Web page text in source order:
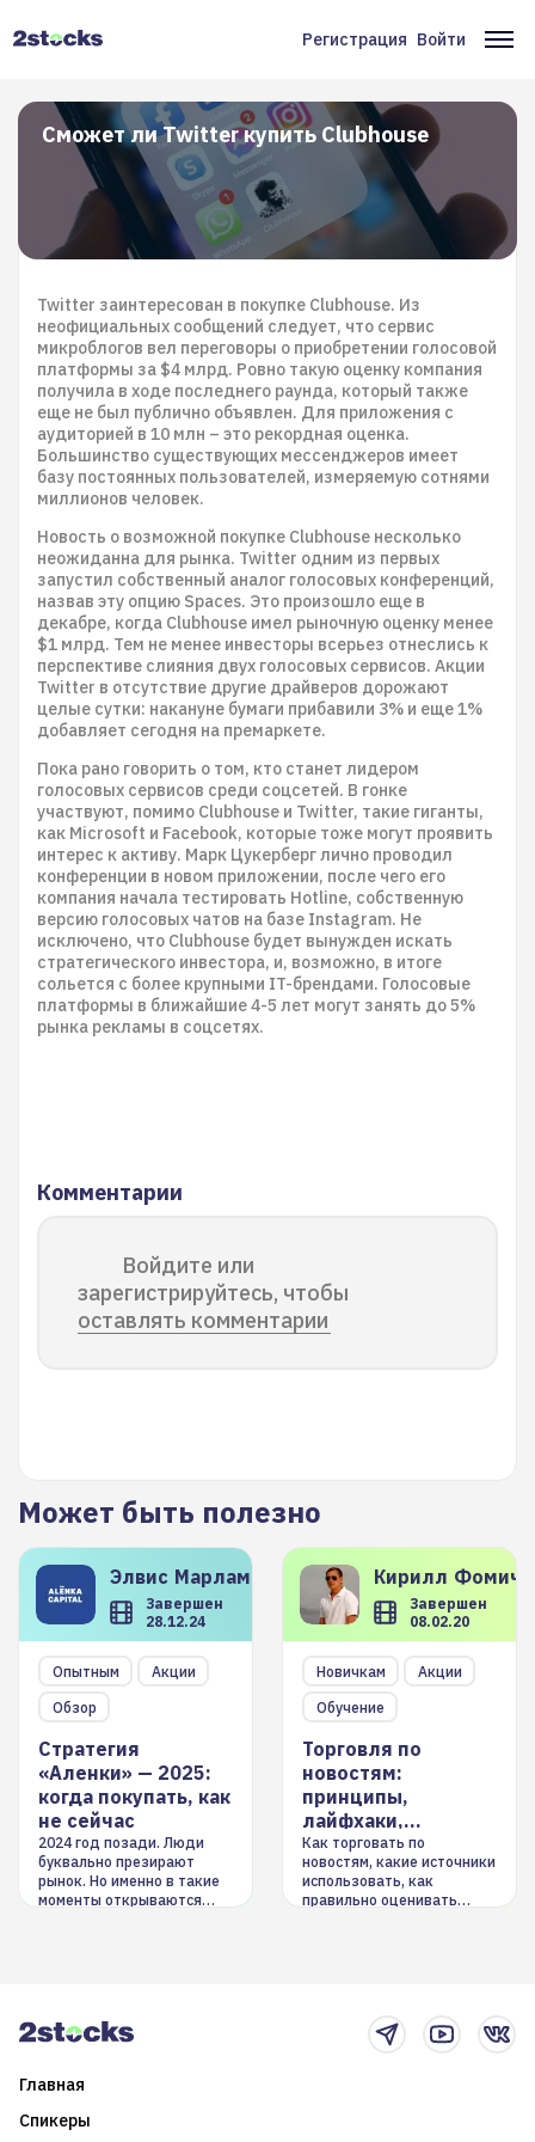
Меню
учётной
записи
пользователя
Регистрация Войти
Сможет ли Twitter купить Clubhouse
Twitter заинтересован в покупке Clubhouse. Из
неофициальных сообщений следует, что сервис
микроблогов вел переговоры о приобретении голосовой
платформы за $4 млрд. Ровно такую оценку компания
получила в ходе последнего раунда, который также
еще не был публично объявлен. Для приложения с
аудиторией в 10 млн – это рекордная оценка.
Большинство существующих мессенджеров имеет
базу постоянных пользователей, измеряемую сотнями
миллионов человек.
Новость о возможной покупке Clubhouse несколько
неожиданна для рынка. Twitter одним из первых
запустил собственный аналог голосовых конференций,
назвав эту опцию Spaces. Это произошло еще в
декабре, когда Clubhouse имел рыночную оценку менее
$1 млрд. Тем не менее инвесторы всерьез отнеслись к
перспективе слияния двух голосовых сервисов. Акции
Twitter в отсутствие другие драйверов дорожают
целые сутки: накануне бумаги прибавили 3% и еще 1%
добавляет сегодня на премаркете.
Пока рано говорить о том, кто станет лидером
голосовых сервисов среди соцсетей. В гонке
участвуют, помимо Clubhouse и Twitter, такие гиганты,
как Microsoft и Facebook, которые тоже могут проявить
интерес к активу. Марк Цукерберг лично проводил
конференции в новом приложении, после чего его
компания начала тестировать Hotline, собственную
версию голосовых чатов на базе Instagram. Не
исключено, что Clubhouse будет вынужден искать
стратегического инвестора, и, возможно, в итоге
сольется с более крупными IT-брендами. Голосовые
платформы в ближайшие 4-5 лет могут занять до 5%
рынка рекламы в соцсетях.
Комментарии
Войдите или
зарегистрируйтесь, чтобы
оставлять комментарии
Может быть полезно
Элвис Марламов
Завершен
28.12.24
Опытным
Акции
Обзор
Стратегия
«Аленки» — 2025:
когда покупать, как
не сейчас
2024 год позади. Люди
буквально презирают
рынок. Но именно в такие
моменты открываются
Кирилл
Завершен
08.02.20
Новичкам
Акции
Обучение
Торговля по
новостям:
принципы,
лайфхаки,
инструменты
Как торговать по
новостям, какие источники
использовать, как
правильно оценивать
Главная
Спикеры